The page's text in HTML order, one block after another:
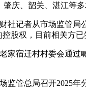
庆、韶关、湛江等多
记者从市场监管局公
控股权，目前相关方
宿迁村村委会通过喊
管总局召开2025年